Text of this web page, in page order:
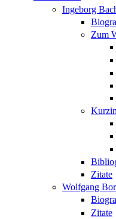
Ingeborg
Zum
Zitate
Wolfgang
Zitate